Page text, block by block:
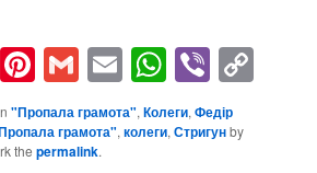
Messenger
Pinterest
GmailEmailViber
"Пропала грамота",Колеги,Федір
грамота",колеги,Стригунby
thepermalink.